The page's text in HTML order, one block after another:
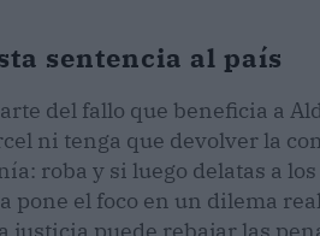
sentencia al país
del fallo que beneficia a
ni tenga que devolver la
roba y si luego delatas a
pone el foco en un dilema